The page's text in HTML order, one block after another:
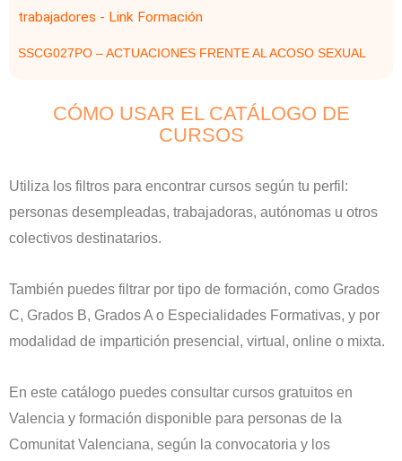
SSCG027PO – ACTUACIONES FRENTE AL ACOSO SEXUAL
CÓMO USAR EL CATÁLOGO DE
CURSOS
Utiliza los filtros para encontrar cursos según tu perfil:
personas desempleadas, trabajadoras, autónomas u otros
colectivos destinatarios.
También puedes filtrar por tipo de formación, como Grados
C, Grados B, Grados A o Especialidades Formativas, y por
modalidad de impartición presencial, virtual, online o mixta.
En este catálogo puedes consultar cursos gratuitos en
Valencia y formación disponible para personas de la
Comunitat Valenciana, según la convocatoria y los